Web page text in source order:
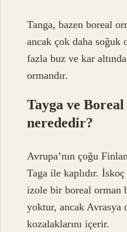
Tanga, bazen boreal
ancak çok daha soğuk
fazla buz ve kar
ormandır.
Tayga ve
nerededir?
Avrupa’nın çoğu
Taga ile kaplıdır.
izole bir boreal orman
yoktur, ancak Avrasya
kozalaklarını içerir.